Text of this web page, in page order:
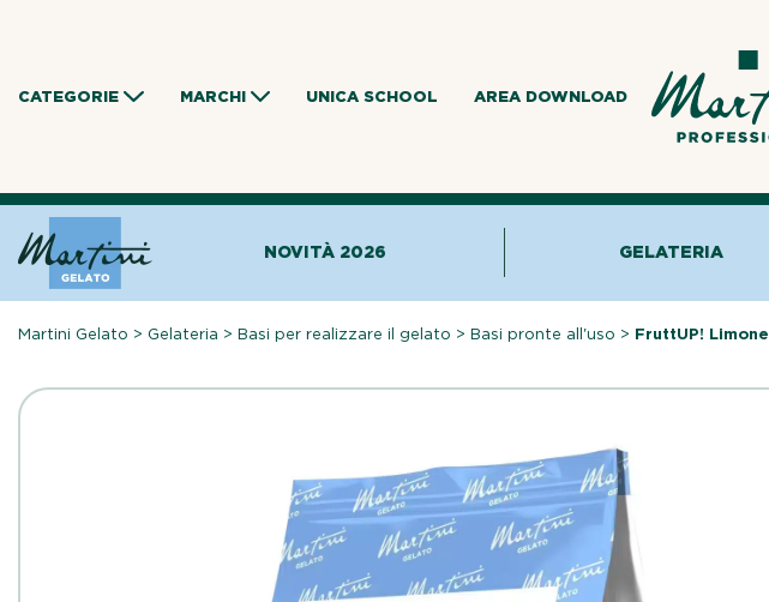
CATEGORIE MARCHI UNICA SCHOOL AREA DOWNLOAD
NOVITÀ 2026 GELATERIA
Martini Gelato > Gelateria >Basi per realizzare il gelato >Basi pronte all'uso > FruttUP! Limone